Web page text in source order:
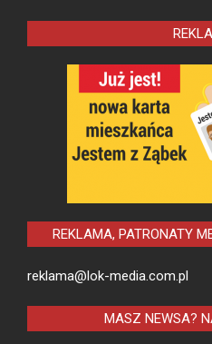
REKLAMA, PATRONATY
reklama@lok-media.com.pl
MASZ NEWSA?